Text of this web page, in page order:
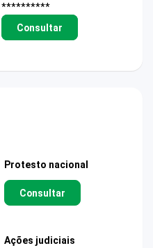
**********
Consultar
Protesto nacional
Consultar
Ações judiciais